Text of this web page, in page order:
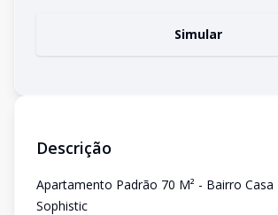
Simular
Descrição
Apartamento Padrão 70 M² - Bairro Casa
Sophistic